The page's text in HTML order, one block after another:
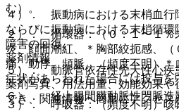
む）。
２）． 循環器：（０．１〜１％
炎、顔面潮紅、＊胸部絞扼感、
痛、動悸、頻脈、（頻度不明）
症状があらわれた場合には投与を
３）． 呼吸器：（頻度不明）咳
４）． 振動病における末梢血行
ならびに振動病における末梢循
障害の回復。
５）． 動脈管依存性先天性心疾
６）． 経上腸間膜動脈性門脈造
薬剤情報
薬剤写真、用法用量、効能効果
でき、関連情報へ簡単にアクセス